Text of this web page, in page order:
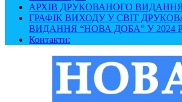
АРХІВ ДРУКОВАНОГО
ГРАФІК ВИХОДУ У СВІТ
ВИДАННЯ “НОВА ДОБА” У 2024
Контакти: